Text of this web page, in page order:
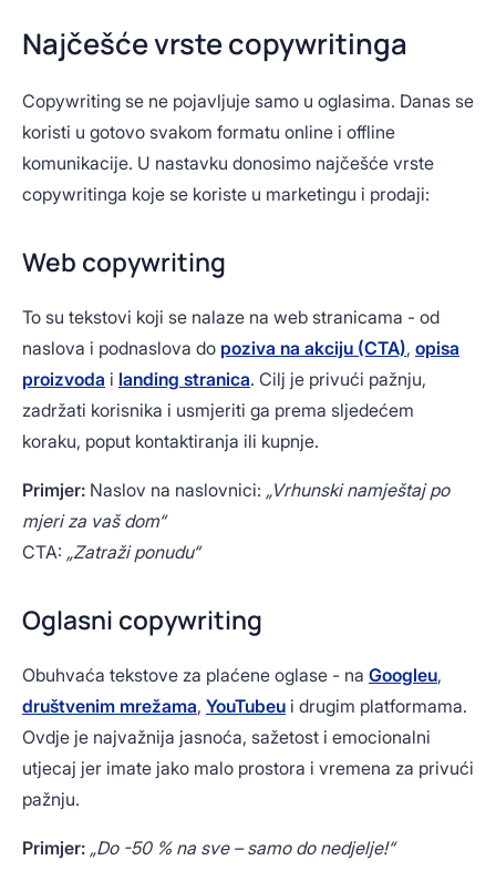
Najčešće vrste copywritinga
Copywriting se ne pojavljuje samo u oglasima. Danas se
koristi u gotovo svakom formatu online i offline
komunikacije. U nastavku donosimo najčešće vrste
copywritinga koje se koriste u marketingu i prodaji:
Web copywriting
To su tekstovi koji se nalaze na web stranicama - od
naslova i podnaslova do poziva na akciju (CTA), opisa
proizvoda i landing stranica. Cilj je privući pažnju,
zadržati korisnika i usmjeriti ga prema sljedećem
koraku, poput kontaktiranja ili kupnje.
Primjer: Naslov na naslovnici: „Vrhunski namještaj po
mjeri za vaš dom“
CTA: „Zatraži ponudu“
Oglasni copywriting
Obuhvaća tekstove za plaćene oglase - na Googleu,
društvenim mrežama, YouTubeu i drugim platformama.
Ovdje je najvažnija jasnoća, sažetost i emocionalni
utjecaj jer imate jako malo prostora i vremena za privući
pažnju.
Primjer: „Do -50 % na sve – samo do nedjelje!“